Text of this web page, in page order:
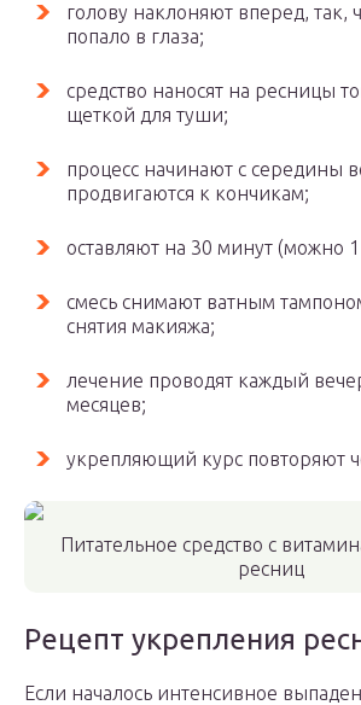
голову наклоняют вперед, так,
попало в глаза;
средство наносят на ресницы
щеткой для туши;
процесс начинают с середины
продвигаются к кончикам;
оставляют на 30 минут (можно 1
смесь снимают ватным
снятия макияжа;
лечение проводят каждый
месяцев;
укрепляющий курс повторяют
Питательное средство с
ресниц
Рецепт укрепления
Если началось интенсивное